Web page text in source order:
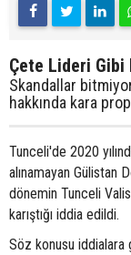
Çete Lideri Gibi
Skandallar
hakkında kara
Tunceli'de 2020
alınamayan Gülistan
dönemin Tunceli
karıştığı iddia edildi.
Söz konusu iddialara